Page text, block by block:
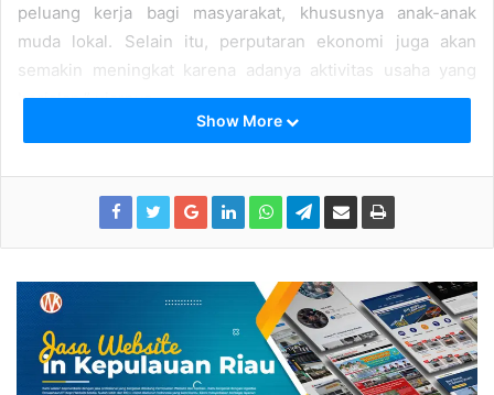
peluang kerja bagi masyarakat, khususnya anak-anak
muda lokal. Selain itu, perputaran ekonomi juga akan
semakin meningkat karena adanya aktivitas usaha yang
berjalan,” ujarnya.
beberapa kali menjalin kerja sama kegiatan sosial dan
kemasyarakatan bersama Indomaret Cabang Batam dalam
“Kita selama ini juga beberapa kali bekerja sama dalam
program bersama Indomaret di Batam, terkahir tahun
2025, kita pernah Buat evenat berama ,Agenda Program
Ramadhan dan lain-lain, Ini menunjukkan bahwa dunia
Show More